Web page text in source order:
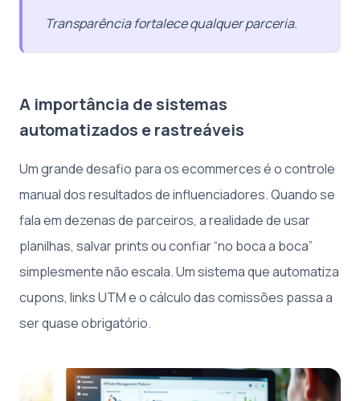
Transparência fortalece qualquer parceria.
A importância de sistemas
automatizados e rastreáveis
Um grande desafio para os ecommerces é o controle
manual dos resultados de influenciadores. Quando se
fala em dezenas de parceiros, a realidade de usar
planilhas, salvar prints ou confiar “no boca a boca”
simplesmente não escala. Um sistema que automatiza
cupons, links UTM e o cálculo das comissões passa a
ser quase obrigatório.